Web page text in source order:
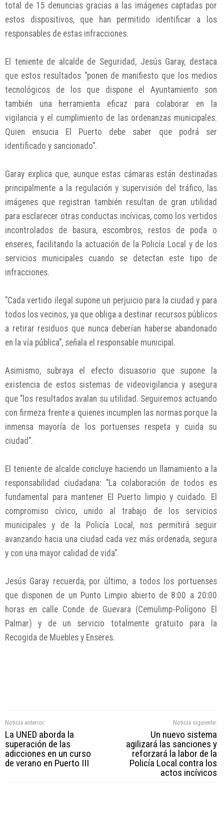
total de 15 denuncias gracias a las imágenes captadas por
estos dispositivos, que han permitido identificar a los
responsables de estas infracciones.
El teniente de alcalde de Seguridad, Jesús Garay, destaca
que estos resultados "ponen de manifiesto que los medios
tecnológicos de los que dispone el Ayuntamiento son
también una herramienta eficaz para colaborar en la
vigilancia y el cumplimiento de las ordenanzas municipales.
Quien ensucia El Puerto debe saber que podrá ser
identificado y sancionado".
Garay explica que, aunque estas cámaras están destinadas
principalmente a la regulación y supervisión del tráfico, las
imágenes que registran también resultan de gran utilidad
para esclarecer otras conductas incívicas, como los vertidos
incontrolados de basura, escombros, restos de poda o
enseres, facilitando la actuación de la Policía Local y de los
servicios municipales cuando se detectan este tipo de
infracciones.
"Cada vertido ilegal supone un perjuicio para la ciudad y para
todos los vecinos, ya que obliga a destinar recursos públicos
a retirar residuos que nunca deberían haberse abandonado
en la vía pública", señala el responsable municipal.
Asimismo, subraya el efecto disuasorio que supone la
existencia de estos sistemas de videovigilancia y asegura
que "los resultados avalan su utilidad. Seguiremos actuando
con firmeza frente a quienes incumplen las normas porque la
inmensa mayoría de los portuenses respeta y cuida su
ciudad".
El teniente de alcalde concluye haciendo un llamamiento a la
responsabilidad ciudadana: "La colaboración de todos es
fundamental para mantener El Puerto limpio y cuidado. El
compromiso cívico, unido al trabajo de los servicios
municipales y de la Policía Local, nos permitirá seguir
avanzando hacia una ciudad cada vez más ordenada, segura
y con una mayor calidad de vida".
Jesús Garay recuerda, por último, a todos los portuenses
que disponen de un Punto Limpio abierto de 8:00 a 20:00
horas en calle Conde de Guevara (Cemulimp-Polígono El
Palmar) y de un servicio totalmente gratuito para la
Recogida de Muebles y Enseres.
Noticia anterior:
La UNED aborda la
superación de las
adicciones en un curso
de verano en Puerto III
Noticia siguiente:
Un nuevo sistema
agilizará las sanciones y
reforzará la labor de la
Policía Local contra los
actos incívicos